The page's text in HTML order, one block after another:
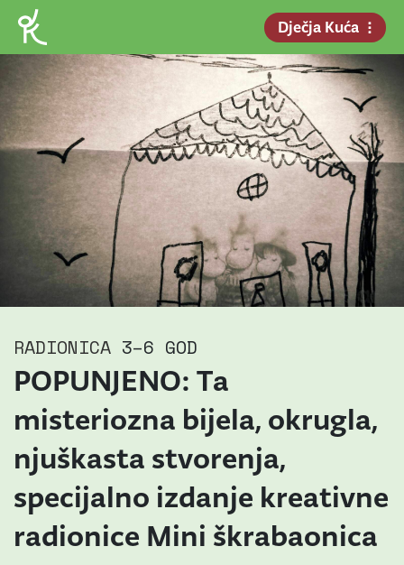
Dječja Kuća
RADIONICA 3–6 GOD
POPUNJENO: Ta
misteriozna bijela, okrugla,
njuškasta stvorenja,
specijalno izdanje kreativne
radionice Mini škrabaonica